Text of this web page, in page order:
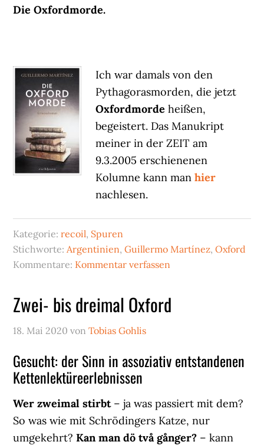
Die Oxfordmorde.
Ich war damals von den
Pythagorasmorden, die jetzt
Oxfordmorde heißen,
begeistert. Das Manukript
meiner in der ZEIT am
9.3.2005 erschienenen
Kolumne kann manhier
nachlesen.
Kategorie:recoil, Spuren
Stichworte: Argentinien,Guillermo Martínez,Oxford
Kommentare: Kommentar verfassen
Zwei- bis dreimal Oxford
18. Mai 2020 vonTobias Gohlis
Gesucht: der Sinn in assoziativ entstandenen
Kettenlektüreerlebnissen
Wer zweimal stirbt– ja was passiert mit dem?
So was wie mit Schrödingers Katze, nur
umgekehrt?Kan man dö två gånger? – kann